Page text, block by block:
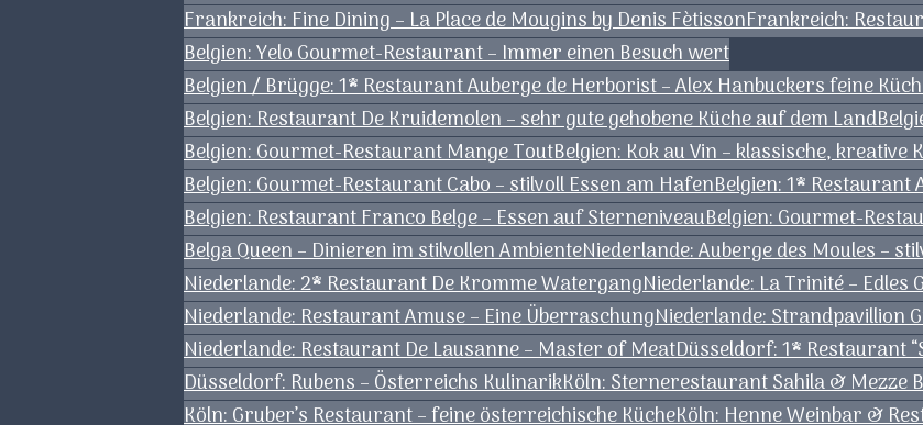
Frankreich: Fine Dining – La Place de Mougins by Denis FètissonFrankreich:
Belgien: Yelo Gourmet-Restaurant – Immer einen Besuch wert
Belgien / Brügge: 1* Restaurant Auberge de Herborist – Alex Hanbuckers feine
Belgien: Restaurant De Kruidemolen – sehr gute gehobene Küche auf dem Land
Belgien: Gourmet-Restaurant Mange ToutBelgien: Kok au Vin – klassische, kreative
Belgien: Gourmet-Restaurant Cabo – stilvoll Essen am HafenBelgien: 1* Restaurant
Belgien: Restaurant Franco Belge – Essen auf SterneniveauBelgien: Gourmet-
Belga Queen – Dinieren im stilvollen AmbienteNiederlande: Auberge des Moules –
Niederlande: 2* Restaurant De Kromme WatergangNiederlande: La Trinité –
Niederlande: Restaurant Amuse – Eine ÜberraschungNiederlande: Strandpavillion
Niederlande: Restaurant De Lausanne – Master of MeatDüsseldorf: 1* Restaurant
Düsseldorf: Rubens – Österreichs KulinarikKöln: Sternerestaurant Sahila & Mezze
Köln: Gruber’s Restaurant – feine österreichische KücheKöln: Henne Weinbar &